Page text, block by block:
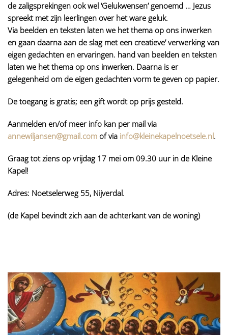
de zaligsprekingen ook wel ‘Gelukwensen’ genoemd … Jezus
spreekt met zijn leerlingen over het ware geluk.
Via beelden en teksten laten we het thema op ons inwerken
en gaan daarna aan de slag met een creatieve’ verwerking van
eigen gedachten en ervaringen. hand van beelden en teksten
laten we het thema op ons inwerken. Daarna is er
gelegenheid om de eigen gedachten vorm te geven op papier.
De toegang is gratis; een gift wordt op prijs gesteld.
Aanmelden en/of meer info kan per mail via
annewiljansen@gmail.com of via info@kleinekapelnoetsele.nl.
Graag tot ziens op vrijdag 17 mei om 09.30 uur in de Kleine
Kapel!
Adres: Noetselerweg 55, Nijverdal.
(de Kapel bevindt zich aan de achterkant van de woning)